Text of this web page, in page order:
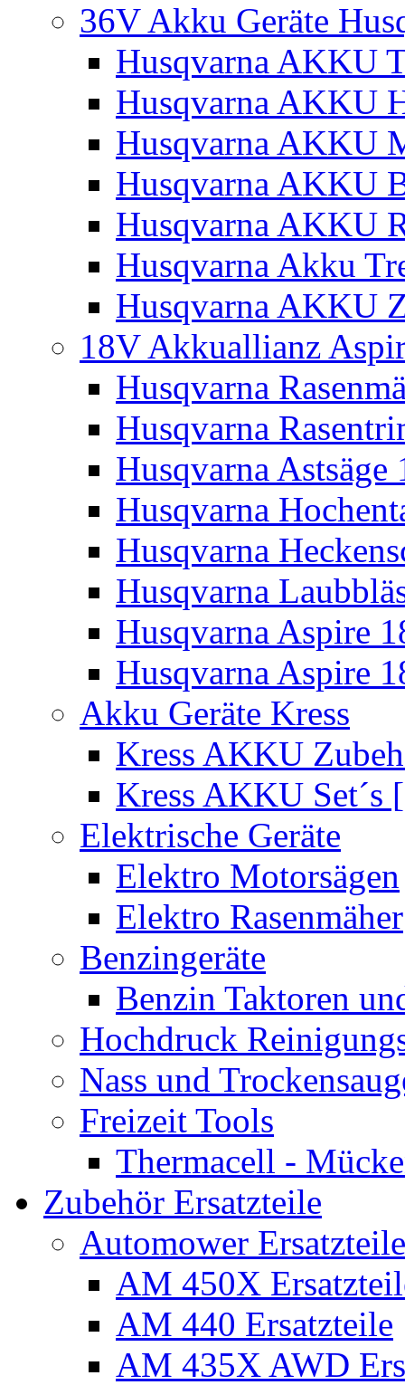
36V Akku Geräte
Husqvarna AKKU
Husqvarna AKKU
Husqvarna AKKU
Husqvarna AKKU
Husqvarna AKKU
Husqvarna Akku
Husqvarna AKKU
18V Akkuallianz
Husqvarna
Husqvarna
Husqvarna
Husqvarna
Husqvarna
Husqvarna
Husqvarna Aspire
Husqvarna Aspire
Akku Geräte Kress
Kress AKKU
Kress AKKU Set´s
Elektrische Geräte
Elektro Motorsägen
Elektro Rasenmäher
Benzingeräte
Benzin Taktoren
Hochdruck
Nass und
Freizeit Tools
Thermacell -
Zubehör Ersatzteile
Automower
AM 450X
AM 440 Ersatzteile
AM 435X AWD